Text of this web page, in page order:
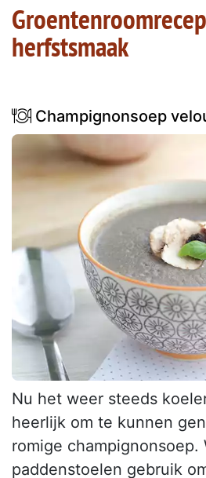
herfstsmaak
Champignonsoep
Nu het weer steeds
heerlijk om te kunnen
romige champignonsoep.
paddenstoelen gebruik